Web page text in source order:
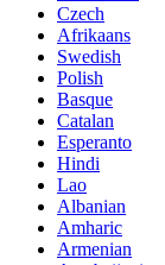
Czech
Afrikaans
Swedish
Polish
Basque
Catalan
Esperanto
Hindi
Lao
Albanian
Amharic
Armenian